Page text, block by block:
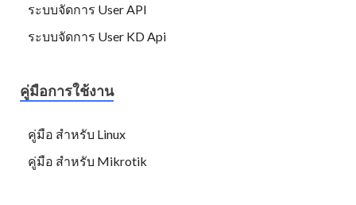
ระบบจัดการ User API
ระบบจัดการ User KD Api
คู่มือการใช้งาน
คู่มือ สำหรับ Linux
คู่มือ สำหรับ Mikrotik